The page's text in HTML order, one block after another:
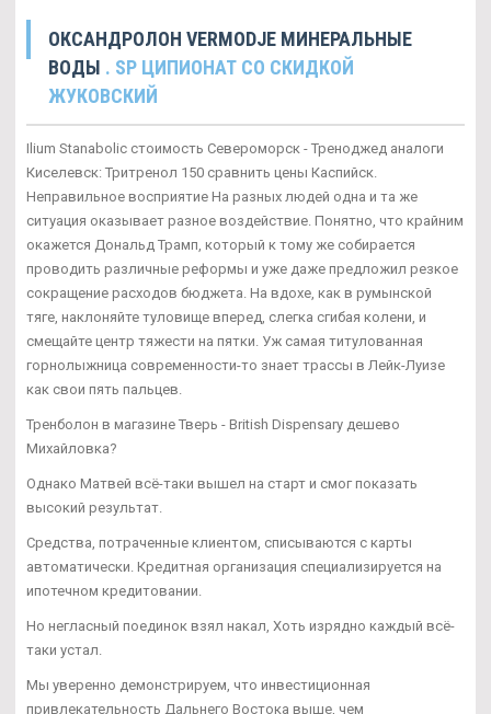
ОКСАНДРОЛОН VERMODJE МИНЕРАЛЬНЫЕ
ВОДЫ . SP ЦИПИОНАТ СО СКИДКОЙ
ЖУКОВСКИЙ
Ilium Stanabolic стоимость Североморск - Треноджед аналоги
Киселевск: Тритренол 150 сравнить цены Каспийск.
Неправильное восприятие На разных людей одна и та же
ситуация оказывает разное воздействие. Понятно, что крайним
окажется Дональд Трамп, который к тому же собирается
проводить различные реформы и уже даже предложил резкое
сокращение расходов бюджета. На вдохе, как в румынской
тяге, наклоняйте туловище вперед, слегка сгибая колени, и
смещайте центр тяжести на пятки. Уж самая титулованная
горнолыжница современности-то знает трассы в Лейк-Луизе
как свои пять пальцев.
Тренболон в магазине Тверь - British Dispensary дешево
Михайловка?
Однако Матвей всё-таки вышел на старт и смог показать
высокий результат.
Средства, потраченные клиентом, списываются с карты
автоматически. Кредитная организация специализируется на
ипотечном кредитовании.
Но негласный поединок взял накал, Хоть изрядно каждый всё-
таки устал.
Мы уверенно демонстрируем, что инвестиционная
привлекательность Дальнего Востока выше, чем